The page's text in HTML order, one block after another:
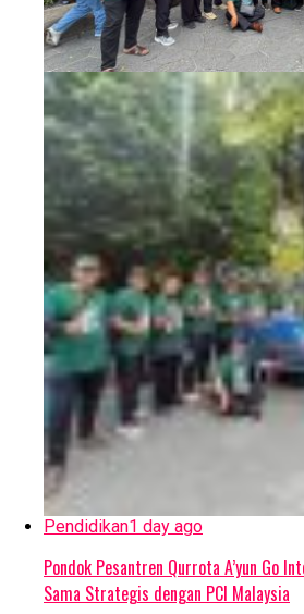
Pendidikan1 day ago
Pondok Pesantren Qurrota A’yun Go
Sama Strategis dengan PCI Malaysia